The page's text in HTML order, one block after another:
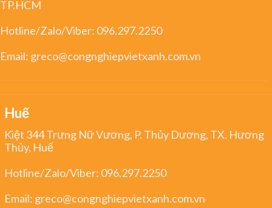
TP.HCM
Hotline/Zalo/Viber: 096.297.2250
Email: greco@congnghiepvietxanh.com.vn
Huế
Kiệt 344 Trưng Nữ Vương, P. Thủy Dương, TX. Hương
Thủy, Huế
Hotline/Zalo/Viber: 096.297.2250
Email: greco@congnghiepvietxanh.com.vn